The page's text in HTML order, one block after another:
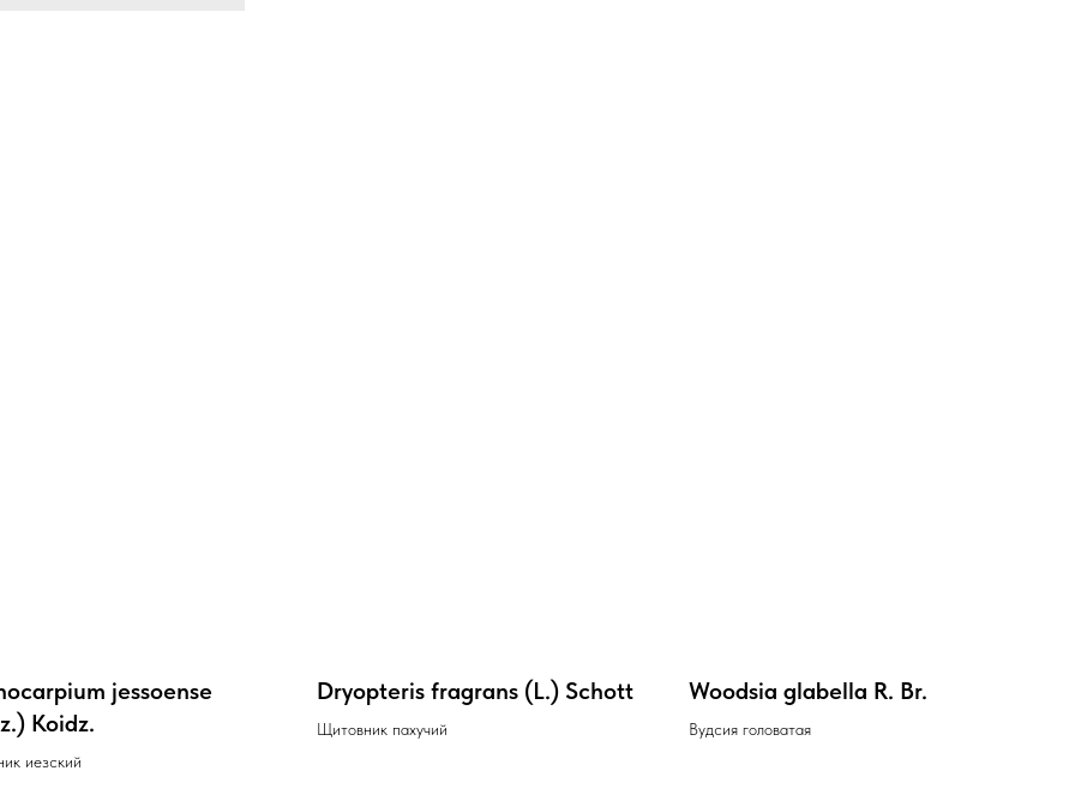
jessoense
Koidz.
иезский
Dryopteris fragrans (L.) Schott
Щитовник пахучий
Woodsia glabella R. Br.
Вудсия головатая